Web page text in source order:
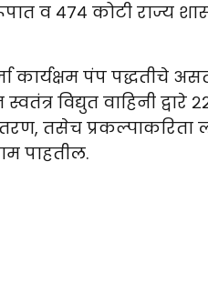
व ४७४ कोटी राज्य
कार्यक्षम पंप पद्धतीचे
विद्युत वाहिनी द्वारे
तसेच
पाहतील.